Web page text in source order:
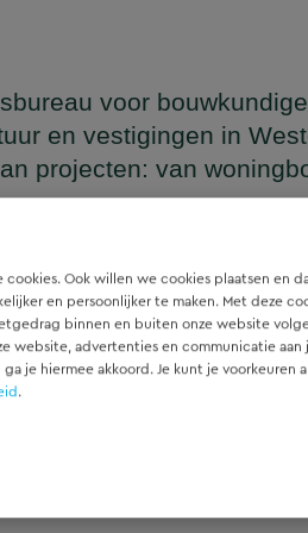
Ook willen we cookies plaatsen en
en persoonlijker te maken. Met deze
binnen en buiten onze website
website, advertenties en communicatie aan
je hiermee akkoord. Je kunt je voorkeuren
.
voor bouwkundige
en vestigingen in
projecten: van
het architectonische ontwerp,
moment actief mee met alle
mogelijk in de ontwerpfase
zowel nieuwbouw als